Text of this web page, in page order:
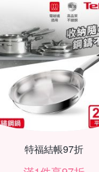
特福結帳97折